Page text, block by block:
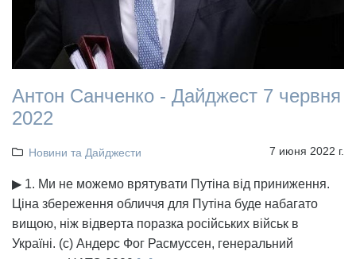
Антон Санченко - Дайджест 7 червня
2022
Новини та Дайджести 7 июня 2022 г.
▶ 1. Ми не можемо врятувати Путіна від приниження.
Ціна збереження обличчя для Путіна буде набагато
вищою, ніж відверта поразка російських військ в
Україні. (с) Андерс Фог Расмуссен, генеральний